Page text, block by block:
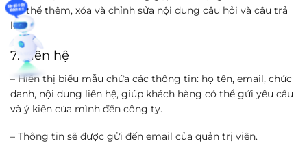
Có thể thêm, xóa và chỉnh sửa nội dung câu hỏi và câu trả
lời.
7. Liên hệ
– Hiển thị biểu mẫu chứa các thông tin: họ tên, email, chức
danh, nội dung liên hệ, giúp khách hàng có thể gửi yêu cầu
và ý kiến ​​của mình đến công ty.
– Thông tin sẽ được gửi đến email của quản trị viên.